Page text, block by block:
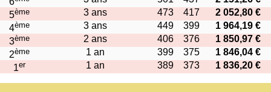
5ème 3 ans 473 417
2 052,80 €
4ème 3 ans 449 399
1 964,19 €
3ème 2 ans 406 376
1 850,97 €
2ème 1 an 399 375
1 846,04 €
1er 1 an 389 373 1 836,20 €